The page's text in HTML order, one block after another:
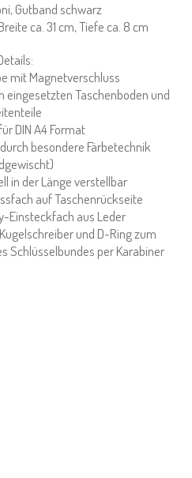
Gutband schwarz
ca. 31 cm, Tiefe ca. 8 cm
mit Magnetverschluss
eingesetzten Taschenboden und
DIN A4 Format
besondere Färbetechnik
in der Länge verstellbar
auf Taschenrückseite
Einsteckfach aus Leder
und D-Ring zum
Schlüsselbundes per Karabiner